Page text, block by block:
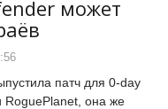
может
патч для 0-day
RoguePlanet, она же